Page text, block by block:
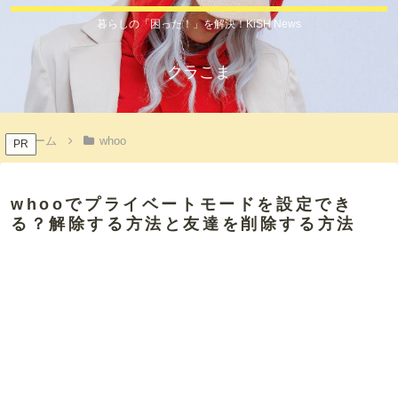
暮らしの「困った！」を解決！KiSH News
クラこま
PRホーム whoo
whooでプライベートモードを設定でき
る？解除する方法と友達を削除する方法